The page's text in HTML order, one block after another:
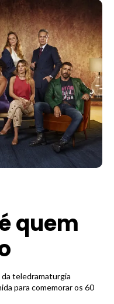
quem
da teledramaturgia
para comemorar os 60